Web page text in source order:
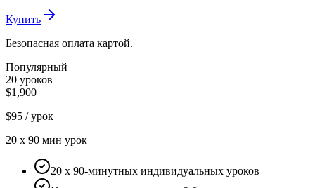
Купить
Безопасная оплата картой.
Популярный
20 уроков
$1,900
$95 / урок
20 x 90 мин урок
20 x 90-минутных индивидуальных уроков